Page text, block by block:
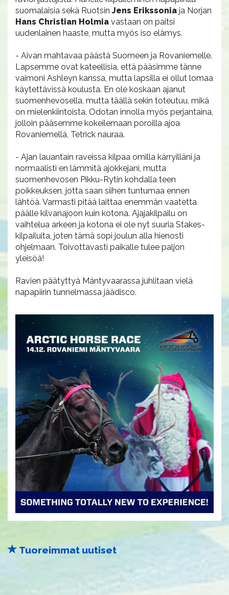
suomalaisia sekä Ruotsin Jens Erikssonia ja Norjan
Hans Christian Holmia vastaan on paitsi
uudenlainen haaste, mutta myös iso elämys.
- Aivan mahtavaa päästä Suomeen ja Rovaniemelle.
Lapsemme ovat kateellisia, että pääsimme tänne
vaimoni Ashleyn kanssa, mutta lapsilla ei ollut lomaa
käytettävissä koulusta. En ole koskaan ajanut
suomenhevosella, mutta täällä sekin toteutuu, mikä
on mielenkiintoista. Odotan innolla myös perjantaina,
jolloin pääsemme kokeilemaan poroilla ajoa
Rovaniemellä, Tetrick nauraa.
- Ajan lauantain raveissa kilpaa omilla kärryilläni ja
normaalisti en lämmitä ajokkejani, mutta
suomenhevosen Pikku-Rytin kohdalla teen
poikkeuksen, jotta saan siihen tuntumaa ennen
lähtöä. Varmasti pitää laittaa enemmän vaatetta
päälle kilvanajoon kuin kotona. Ajajakilpailu on
vaihtelua arkeen ja kotona ei ole nyt suuria Stakes-
kilpailuita, joten tämä sopi joulun alla hienosti
ohjelmaan. Toivottavasti paikalle tulee paljon
yleisöä!
Ravien päätyttyä Mäntyvaarassa juhlitaan vielä
napapiirin tunnelmassa jäädisco.
Tuoreimmat uutiset